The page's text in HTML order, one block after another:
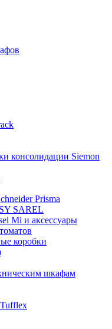
консолидации Siemon
Prisma
SAREL
Mi и аксессуары
коробки
шкафам